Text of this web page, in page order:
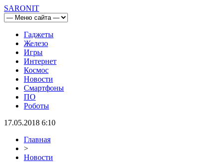
SARONIT
Гаджеты
Железо
Игры
Интернет
Космос
Новости
Смартфоны
ПО
Роботы
17.05.2018 6:10
Главная
>
Новости